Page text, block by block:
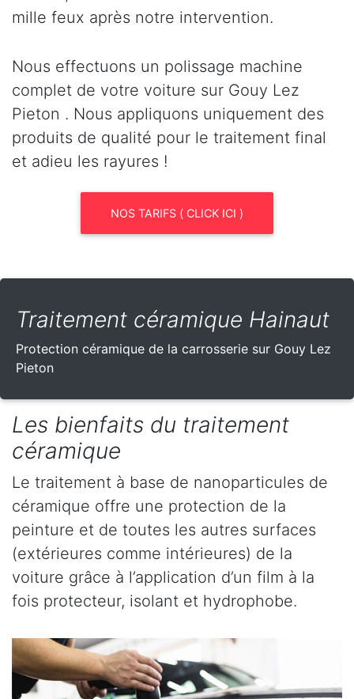
mille feux après notre intervention.
Nous effectuons un polissage machine
complet de votre voiture sur Gouy Lez
Pieton . Nous appliquons uniquement des
produits de qualité pour le traitement final
et adieu les rayures !
NOS TARIFS ( CLICK ICI )
Traitement céramique Hainaut
Protection céramique de la carrosserie sur Gouy Lez
Pieton
Les bienfaits du traitement
céramique
Le traitement à base de nanoparticules de
céramique offre une protection de la
peinture et de toutes les autres surfaces
(extérieures comme intérieures) de la
voiture grâce à l’application d’un film à la
fois protecteur, isolant et hydrophobe.